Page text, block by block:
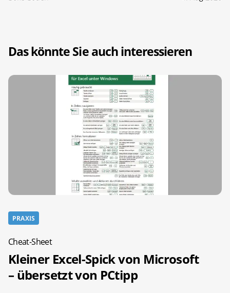
Das könnte Sie auch interessieren
PRAXIS
Cheat-Sheet
Kleiner Excel-Spick von Microsoft
– übersetzt von PCtipp